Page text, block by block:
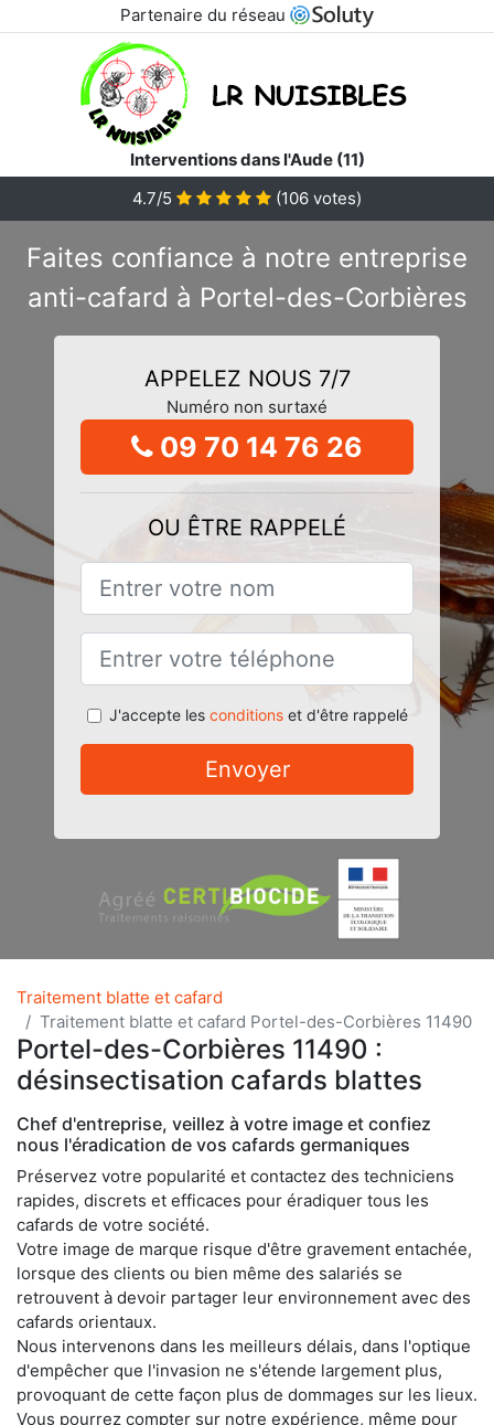
Partenaire du réseau
Interventions dans l'Aude (11)
4.7/5
(106 votes)
Faites confiance à notre entreprise
anti-cafard à Portel-des-Corbières
APPELEZ NOUS 7/7
Numéro non surtaxé
09 70 14 76 26
OU ÊTRE RAPPELÉ
J'accepte les conditionset d'être rappelé
Envoyer
Traitement blatte et cafard
Traitement blatte et cafard Portel-des-Corbières 11490
Portel-des-Corbières 11490 :
désinsectisation cafards blattes
Chef d'entreprise, veillez à votre image et confiez
nous l'éradication de vos cafards germaniques
Préservez votre popularité et contactez des techniciens
rapides, discrets et efficaces pour éradiquer tous les
cafards de votre société.
Votre image de marque risque d'être gravement entachée,
lorsque des clients ou bien même des salariés se
retrouvent à devoir partager leur environnement avec des
cafards orientaux.
Nous intervenons dans les meilleurs délais, dans l'optique
d'empêcher que l'invasion ne s'étende largement plus,
provoquant de cette façon plus de dommages sur les lieux.
Vous pourrez compter sur notre expérience, même pour